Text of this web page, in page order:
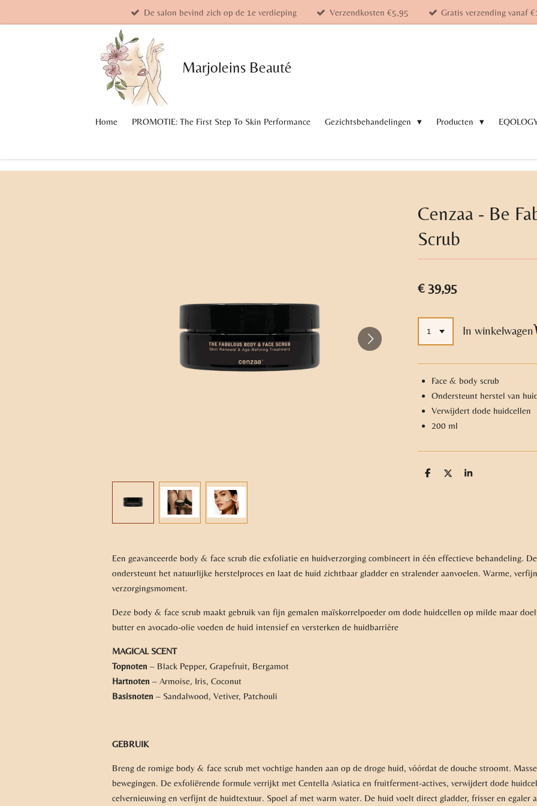
direct
De salon bevind zich op de 1e verdieping Verzendkosten €5,95 Gratis verzending vanaf
Marjoleins Beauté
Home PROMOTIE: The First Step To Skin Performance Gezichtsbehandelingen Producten
Cenzaa - Be
Scrub
€ 39,95
In winkelwagen
Face & body scrub
Ondersteunt herstel van
Verwijdert dode huidcellen
200 ml
D
D
S
Een geavanceerde body & face scrub die exfoliatie en huidverzorging combineert in één effectieve behandeling.
ondersteunt het natuurlijke herstelproces en laat de huid zichtbaar gladder en stralender aanvoelen. Warme,
verzorgingsmoment.
Deze body & face scrub maakt gebruik van fijn gemalen maïskorrelpoeder om dode huidcellen op milde maar
butter en avocado-olie voeden de huid intensief en versterken de huidbarrière
MAGICAL SCENT
Topnoten – Black Pepper, Grapefruit, Bergamot
Hartnoten – Armoise, Iris, Coconut
Basisnoten – Sandalwood, Vetiver, Patchouli
GEBRUIK
Breng de romige body & face scrub met vochtige handen aan op de droge huid, vóórdat de douche stroomt.
bewegingen. De exfoliërende formule verrijkt met Centella Asiatica en fruitferment-actives, verwijdert dode
celvernieuwing en verfijnt de huidtextuur. Spoel af met warm water. De huid voelt direct gladder, frisser en egaler